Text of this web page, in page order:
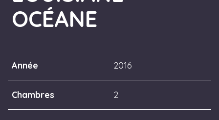
OCÉANE
Année 2016
Chambres 2